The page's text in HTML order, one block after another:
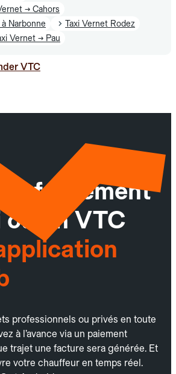
→ Cahors
Narbonne
Taxi Vernet Rodez
Vernet → Pau
VTC
facilement
ou un VTC
professionnels ou privés en toute
à l’avance via un paiement
trajet une facture sera générée. Et
votre chauffeur en temps réel.